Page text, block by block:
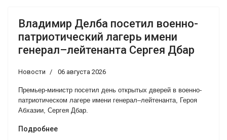
Владимир Делба посетил военно-
патриотический лагерь имени
генерал–лейтенанта Сергея Дбар
Новости 06 августа 2026
Премьер-министр посетил день открытых дверей в военно-
патриотическом лагере имени генерал–лейтенанта, Героя
Абхазии, Сергея Дбар.
Подробнее